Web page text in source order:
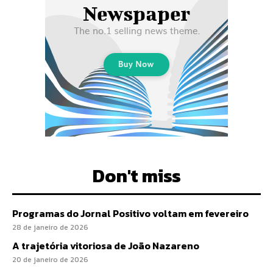
Don't miss
Programas do Jornal Positivo voltam em fevereiro
28 de janeiro de 2026
A trajetória vitoriosa de João Nazareno
20 de janeiro de 2026